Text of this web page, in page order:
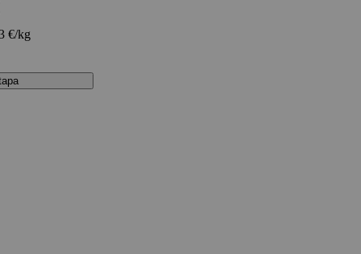
€/kg